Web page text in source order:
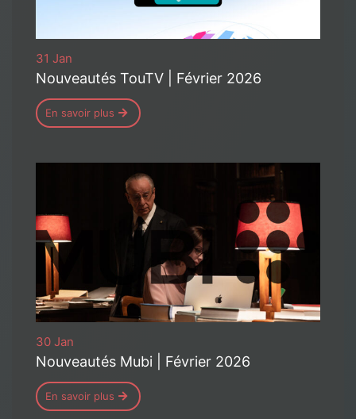
31 Jan
Nouveautés TouTV | Février 2026
En savoir plus
30 Jan
Nouveautés Mubi | Février 2026
En savoir plus